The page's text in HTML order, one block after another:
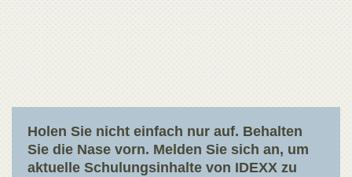
Holen Sie nicht einfach nur auf. Behalten
Sie die Nase vorn. Melden Sie sich an, um
aktuelle Schulungsinhalte von IDEXX zu